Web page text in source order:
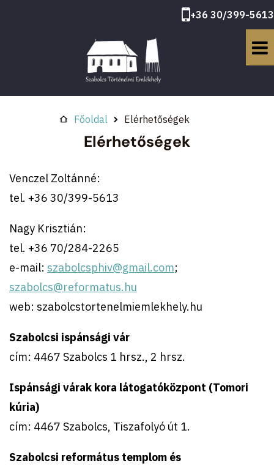
+36 30/399-5613
Főoldal Elérhetőségek
Elérhetőségek
Venczel Zoltánné:
tel. +36 30/399-5613
Nagy Krisztián:
tel. +36 70/284-2265
e-mail: szabolcsphiv@gmail.com;
szabolcs@reformatus.hu
web: szabolcstortenelmiemlekhely.hu
Szabolcsi ispánsági vár
cím: 4467 Szabolcs 1 hrsz., 2 hrsz.
Ispánsági várak kora látogatóközpont (Tomori
kúria)
cím: 4467 Szabolcs, Tiszafolyó út 1.
Szabolcsi református templom és